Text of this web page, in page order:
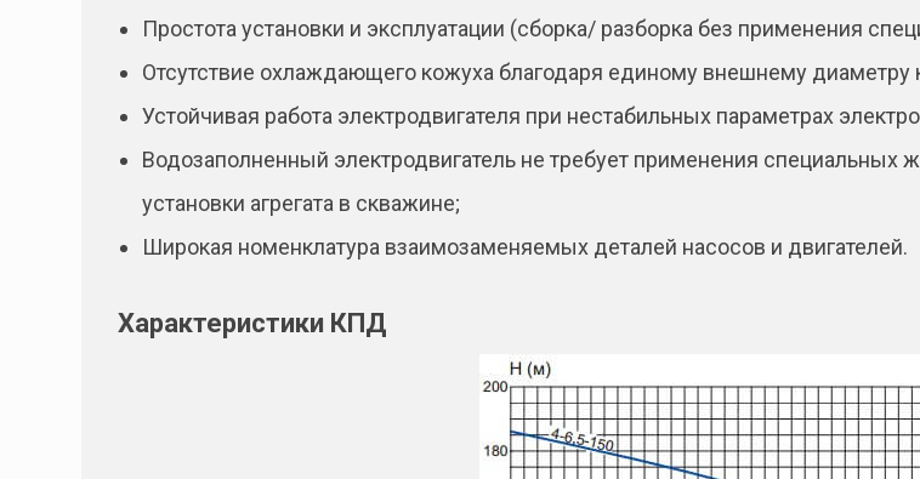
Простота установки и эксплуатации (сборка/ разборка без применения
Отсутствие охлаждающего кожуха благодаря единому внешнему диаметру
Устойчивая работа электродвигателя при нестабильных параметрах
Водозаполненный электродвигатель не требует применения специальных
установки агрегата в скважине;
Широкая номенклатура взаимозаменяемых деталей насосов и двигателей.
Характеристики КПД